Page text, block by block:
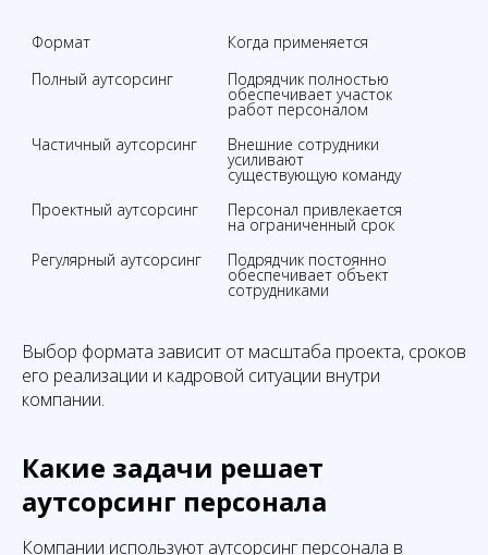
Формат
Когда применяется
Подрядчик полностью
обеспечивает участок
работ персоналом
Внешние сотрудники
усиливают
существующую команду
Проектный аутсорсинг
Персонал привлекается
на ограниченный срок
Регулярный аутсорсинг
Подрядчик постоянно
обеспечивает объект
сотрудниками
Выбор формата зависит от масштаба проекта, сроков
его реализации и кадровой ситуации внутри
компании.
Какие задачи решает
аутсорсинг персонала
Компании используют аутсорсинг персонала в